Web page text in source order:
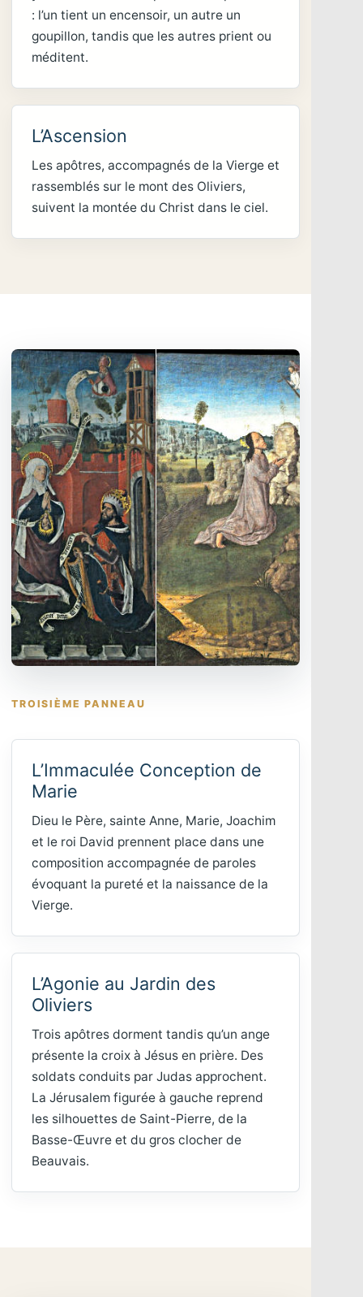
: l’un tient un encensoir, un autre un
goupillon, tandis que les autres prient ou
méditent.
L’Ascension
Les apôtres, accompagnés de la Vierge et
rassemblés sur le mont des Oliviers,
suivent la montée du Christ dans le ciel.
TROISIÈME PANNEAU
L’Immaculée Conception de
Marie
Dieu le Père, sainte Anne, Marie, Joachim
et le roi David prennent place dans une
composition accompagnée de paroles
évoquant la pureté et la naissance de la
Vierge.
L’Agonie au Jardin des
Oliviers
Trois apôtres dorment tandis qu’un ange
présente la croix à Jésus en prière. Des
soldats conduits par Judas approchent.
La Jérusalem figurée à gauche reprend
les silhouettes de Saint-Pierre, de la
Basse-Œuvre et du gros clocher de
Beauvais.